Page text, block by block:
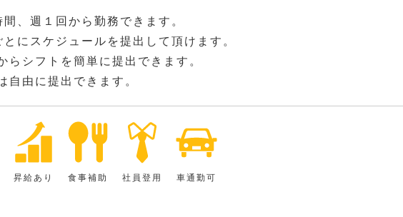
間、週１回から勤務できます。
とにスケジュールを提出して頂けます。
らシフトを簡単に提出できます。
自由に提出できます。
昇給あり 食事補助 社員登用 車通勤可